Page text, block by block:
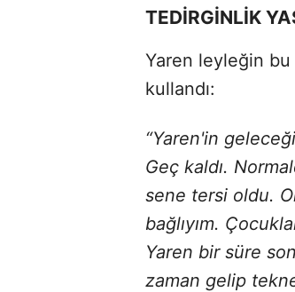
TEDİRGİNLİK
Yaren leyleğin bu
kullandı:
“Yaren'in
Geç kaldı.
sene tersi oldu.
bağlıyım.
Yaren bir süre
zaman gelip